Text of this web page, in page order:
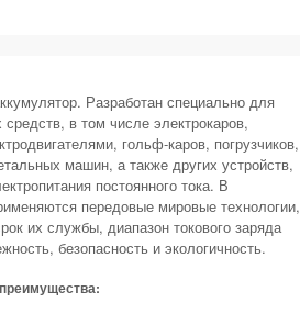
Разработан специально для
средств, в том числе электрокаров,
гольф-каров, погрузчиков,
машин, а также других устройств,
постоянного тока. В
передовые мировые технологии,
их службы, диапазон токового заряда
безопасность и экологичность.